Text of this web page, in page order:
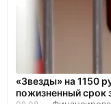
«Звезды» на 1150
пожизненный срок